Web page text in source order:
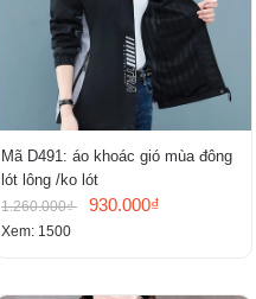
Mã D491: áo khoác gió mùa đông
lót lông /ko lót
1.260.000₫ 930.000₫
Xem: 1500